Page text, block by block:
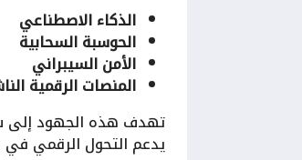
الذكاء الاصطناعي
الحوسبة السحابية
الأمن السيبراني
المنصات الرقمية
تهدف هذه الجهود إلى سد
يدعم التحول الرقمي في